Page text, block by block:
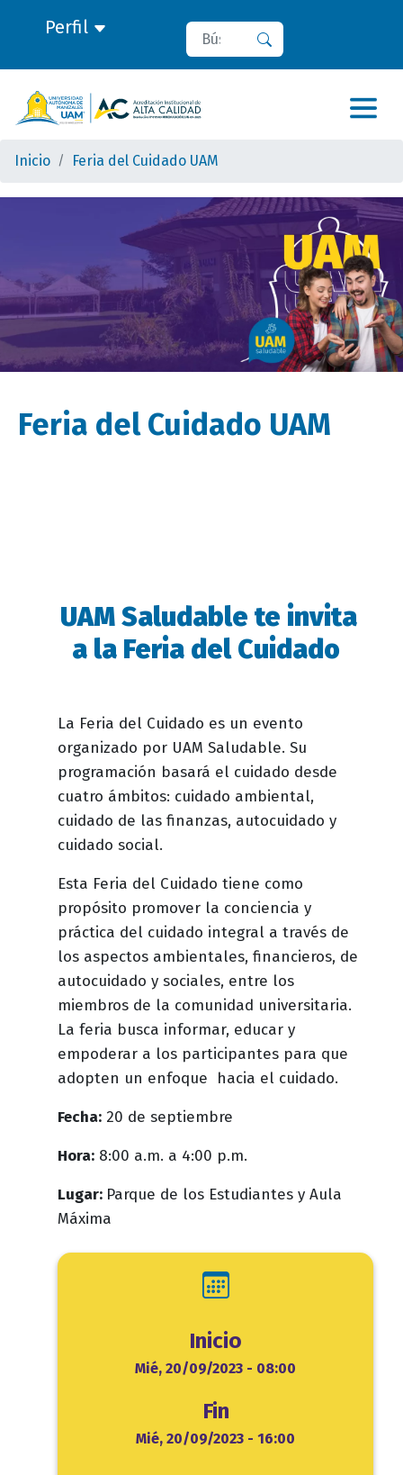
Perfil Buscar
Inicio Feria del Cuidado UAM
Feria del Cuidado UAM
Descripción
evento
UAM Saludable te invita
a la Feria del Cuidado
La Feria del Cuidado es un evento
organizado por UAM Saludable. Su
programación basará el cuidado desde
cuatro ámbitos: cuidado ambiental,
cuidado de las finanzas, autocuidado y
cuidado social.
Esta Feria del Cuidado tiene como
propósito promover la conciencia y
práctica del cuidado integral a través de
los aspectos ambientales, financieros, de
autocuidado y sociales, entre los
miembros de la comunidad universitaria.
La feria busca informar, educar y
empoderar a los participantes para que
adopten un enfoque hacia el cuidado.
Fecha: 20 de septiembre
Hora: 8:00 a.m. a 4:00 p.m.
Lugar: Parque de los Estudiantes y Aula
Máxima
Inicio
Mié, 20/09/2023 - 08:00
Fin
Mié, 20/09/2023 - 16:00